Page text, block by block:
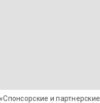
и партнерские